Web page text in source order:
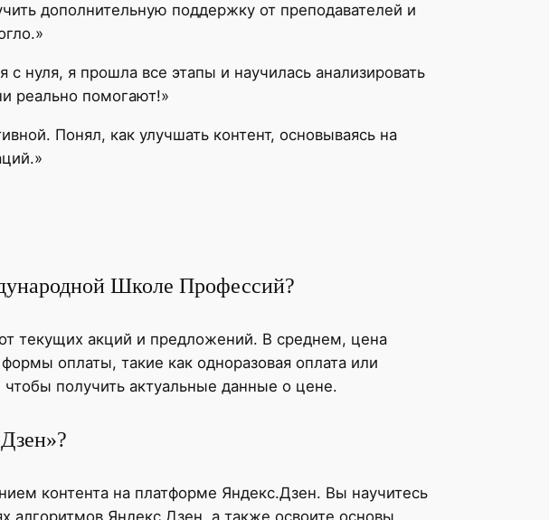
дополнительную поддержку от преподавателей и
нуля, я прошла все этапы и научилась анализировать
реально помогают!»
Понял, как улучшать контент, основываясь на
Школе Профессий?
текущих акций и предложений. В среднем, цена
оплаты, такие как одноразовая оплата или
получить актуальные данные о цене.
контента на платформе Яндекс.Дзен. Вы научитесь
алгоритмов Яндекс.Дзен, а также освоите основы